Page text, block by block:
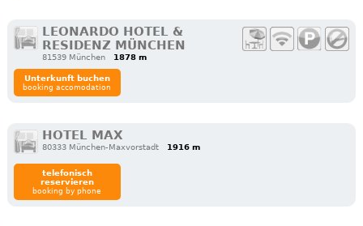
LEONARDO HOTEL &
RESIDENZ MÜNCHEN
81539 München 1878 m
Unterkunft buchen
booking accomodation
HOTEL MAX
80333 München-Maxvorstadt 1916 m
telefonisch
reservieren
booking by phone